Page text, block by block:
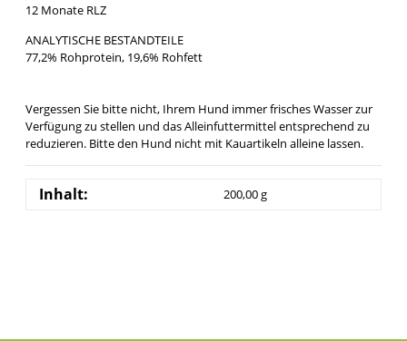
12 Monate RLZ
ANALYTISCHE BESTANDTEILE
77,2% Rohprotein, 19,6% Rohfett
Vergessen Sie bitte nicht, Ihrem Hund immer frisches Wasser zur
Verfügung zu stellen und das Alleinfuttermittel entsprechend zu
reduzieren. Bitte den Hund nicht mit Kauartikeln alleine lassen.
Inhalt: 200,00 g